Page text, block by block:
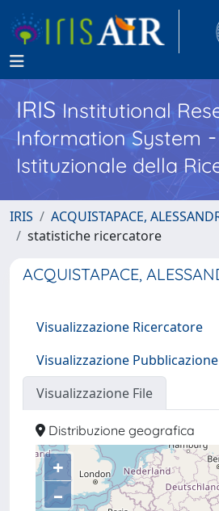
IRISInstitutional
Information System
Istituzionale della
IRIS
ACQUISTAPACE,
statistiche ricercatore
ACQUISTAPACE,
Visualizzazione Ricercatore
Visualizzazione Pubblicazione
Visualizzazione File
Distribuzione geografica
+
–